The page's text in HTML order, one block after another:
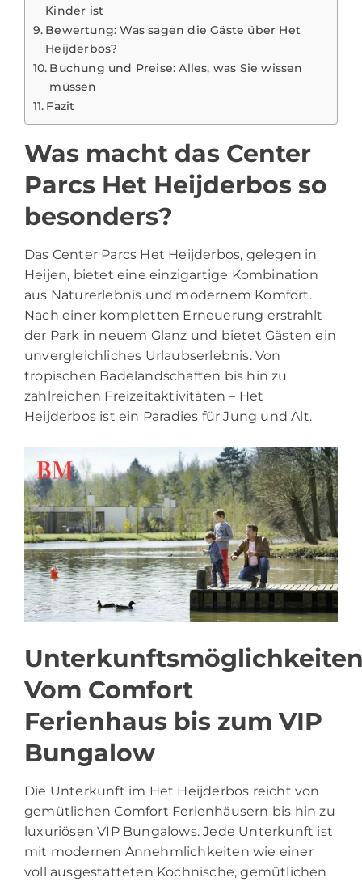
Kinder ist
Bewertung: Was sagen die Gäste über Het
Heijderbos?
Buchung und Preise: Alles, was Sie wissen
müssen
Fazit
Was macht das Center
Parcs Het Heijderbos so
besonders?
Das Center Parcs Het Heijderbos, gelegen in
Heijen, bietet eine einzigartige Kombination
aus Naturerlebnis und modernem Komfort.
Nach einer kompletten Erneuerung erstrahlt
der Park in neuem Glanz und bietet Gästen ein
unvergleichliches Urlaubserlebnis. Von
tropischen Badelandschaften bis hin zu
zahlreichen Freizeitaktivitäten – Het
Heijderbos ist ein Paradies für Jung und Alt.
Vom Comfort
Ferienhaus bis zum VIP
Bungalow
Die Unterkunft im Het Heijderbos reicht von
gemütlichen Comfort Ferienhäusern bis hin zu
luxuriösen VIP Bungalows. Jede Unterkunft ist
mit modernen Annehmlichkeiten wie einer
voll ausgestatteten Kochnische, gemütlichen